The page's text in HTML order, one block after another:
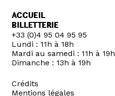
ACCUEIL
BILLETTERIE
+33 (0)4 95 04 95 95
Lundi : 11h à 18h
Mardi au samedi : 11h à 19h
Dimanche : 13h à 19h
Crédits
Mentions légales